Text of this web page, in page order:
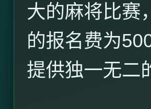
大的麻将比赛
的报名费为
提供独一无二